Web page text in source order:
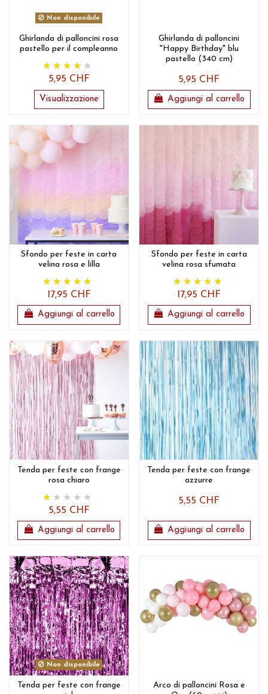
Non disponibile
Ghirlanda di palloncini rosa
pastello per il compleanno
5,95 CHF
Visualizzazione
Ghirlanda di palloncini
"Happy Birthday" blu
pastello (340 cm)
5,95 CHF
Aggiungi al carrello
Sfondo per feste in carta
velina rosa e lilla
17,95 CHF
Aggiungi al carrello
Sfondo per feste in carta
velina rosa sfumata
17,95 CHF
Aggiungi al carrello
Tenda per feste con frange
rosa chiaro
5,55 CHF
Aggiungi al carrello
Tenda per feste con frange
azzurre
5,55 CHF
Aggiungi al carrello
Non disponibile
Tenda per feste con frange
Arco di palloncini Rosa e